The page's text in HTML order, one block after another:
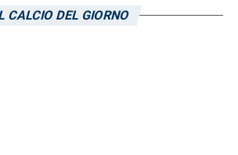
Claudio Ranieri
CALCIO DEL GIORNO